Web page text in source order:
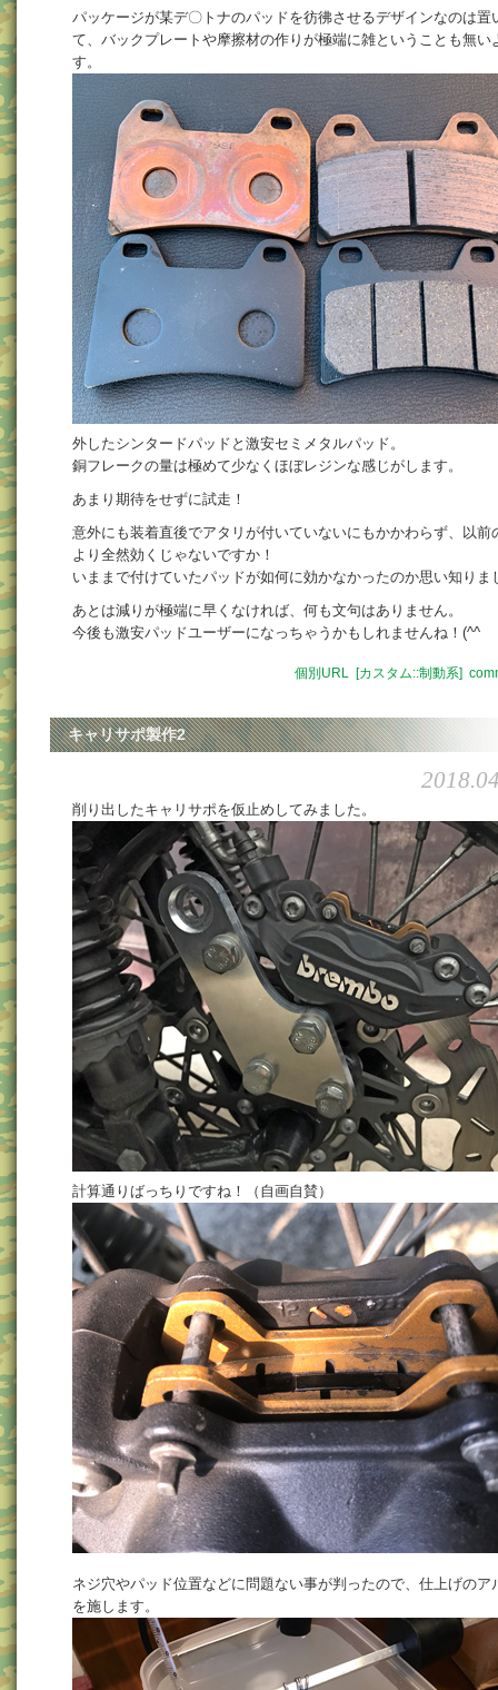
パッケージが某デ〇トナのパッドを彷彿させるデザインなのは置
て、バックプレートや摩擦材の作りが極端に雑ということも無い
す。
外したシンタードパッドと激安セミメタルパッド。
銅フレークの量は極めて少なくほぼレジンな感じがします。
あまり期待をせずに試走！
意外にも装着直後でアタリが付いていないにもかかわらず、以前
より全然効くじゃないですか！
いままで付けていたパッドが如何に効かなかったのか思い知りま
あとは減りが極端に早くなければ、何も文句はありません。
今後も激安パッドユーザーになっちゃうかもしれませんね！(^^
個別URL [カスタム::制動系]
キャリサポ製作2
削り出したキャリサポを仮止めしてみました。
計算通りばっちりですね！（自画自賛）
ネジ穴やパッド位置などに問題ない事が判ったので、仕上げのア
を施します。